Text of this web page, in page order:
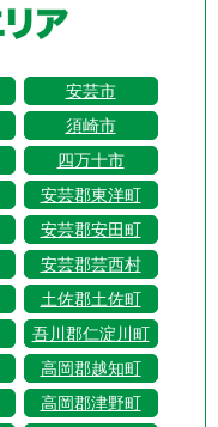
安芸市
須崎市
四万十市
安芸郡東洋町
安芸郡安田町
安芸郡芸西村
土佐郡土佐町
吾川郡仁淀川町
高岡郡越知町
高岡郡津野町